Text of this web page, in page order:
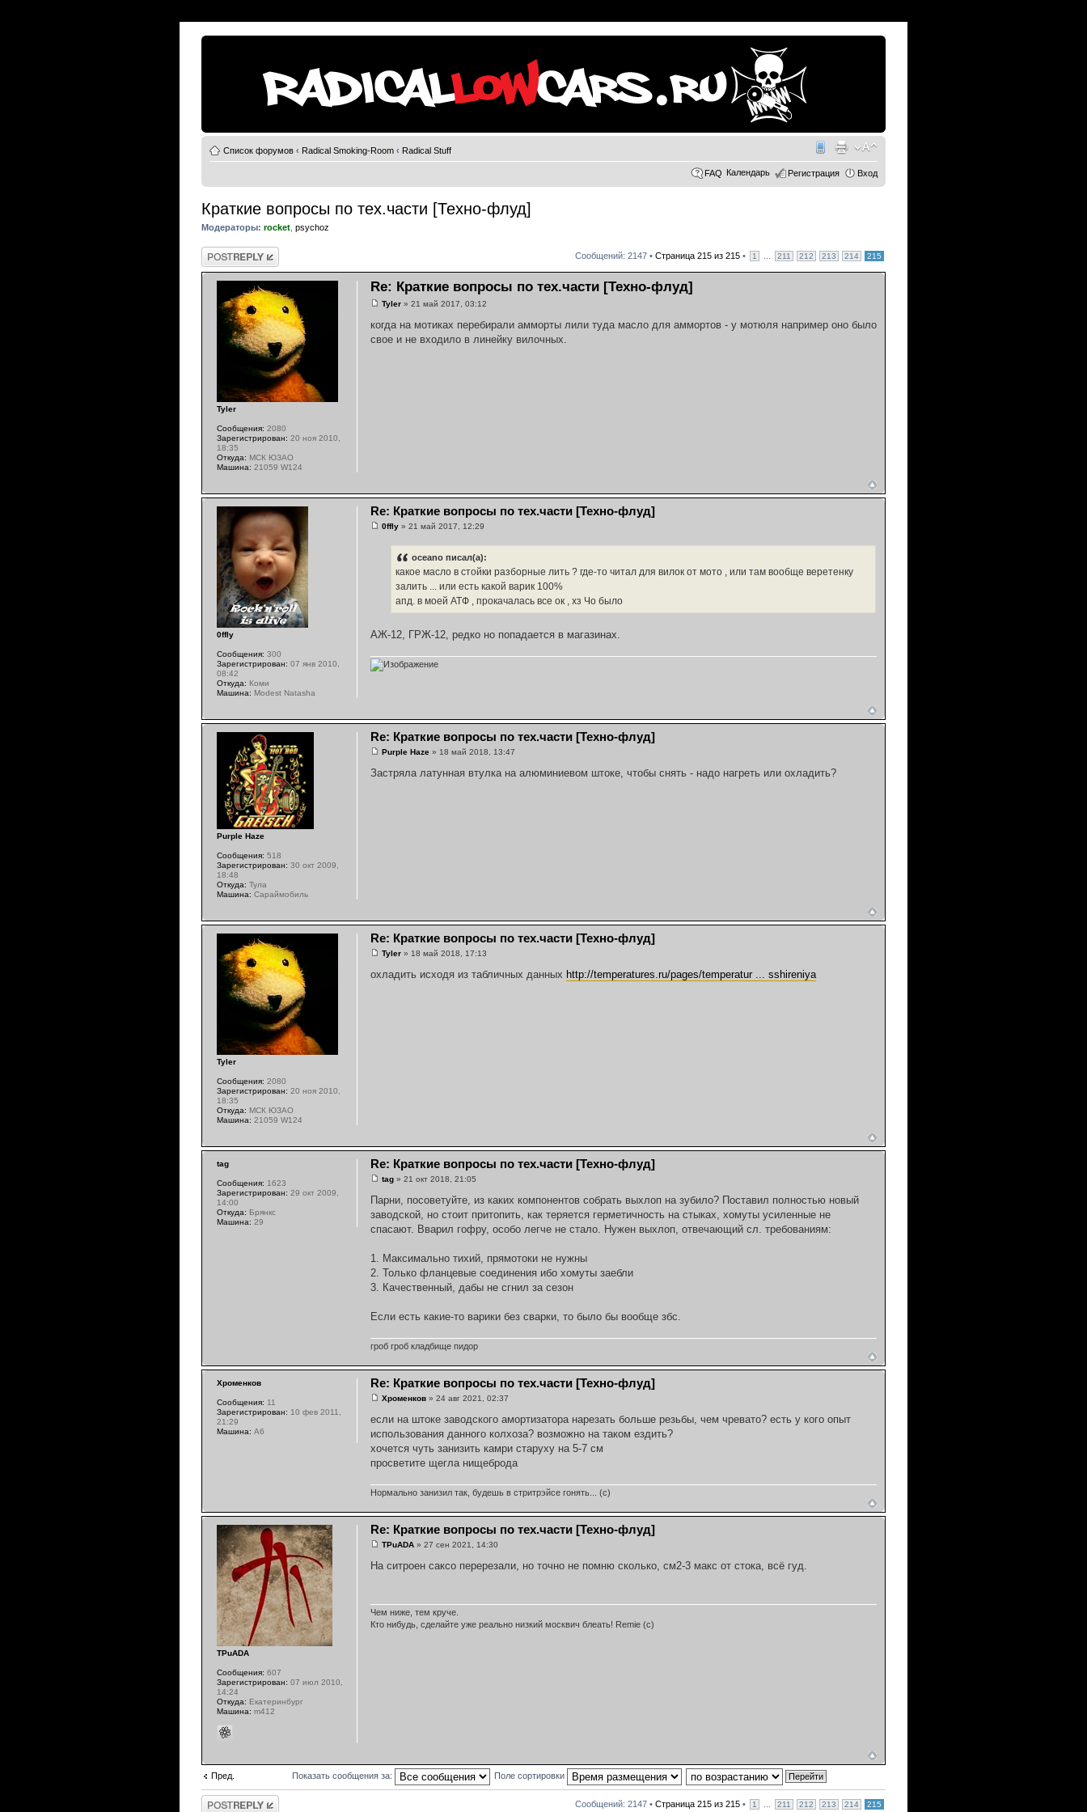
Список форумов ‹ Radical Smoking-Room ‹ Radical Stuff
FAQ Календарь Регистрация Вход
Краткие вопросы по тех.части [Техно-флуд]
Модераторы: rocket psychoz
Ответить Сообщений: 2147 • Страница 215 из 215 • 1 211 212 213 214 215
Re: Краткие вопросы по тех.части [Техно-флуд]
Tyler» 21 май 2017, 03:12
когда на мотиках перебирали амморты лили туда масло для аммортов - у мотюля например оно было
свое и не входило в линейку вилочных.
Tyler
Сообщения: 2080
Зарегистрирован: 20 ноя 2010,
18:35
Откуда: МСК ЮЗАО
Машина: 21059 W124
Re: Краткие вопросы по тех.части [Техно-флуд]
0ffly» 21 май 2017, 12:29
oceano писал(а):
какое масло в стойки разборные лить ? где-то читал для вилок от мото , или там вообще веретенку
залить ... или есть какой варик 100%
апд. в моей АТФ , прокачалась все ок , хз Чо было
АЖ-12, ГРЖ-12, редко но попадается в магазинах.
0ffly
Сообщения: 300
Зарегистрирован: 07 янв 2010,
08:42
Откуда: Коми
Машина: Modest Natasha
Re: Краткие вопросы по тех.части [Техно-флуд]
Purple Haze» 18 май 2018, 13:47
Застряла латунная втулка на алюминиевом штоке, чтобы снять - надо нагреть или охладить?
Purple Haze
Сообщения: 518
Зарегистрирован: 30 окт 2009,
18:48
Откуда: Тула
Машина: Сараймобиль
Re: Краткие вопросы по тех.части [Техно-флуд]
Tyler» 18 май 2018, 17:13
охладить исходя из табличных данных http://temperatures.ru/pages/temperatur ... sshireniya
Tyler
Сообщения: 2080
Зарегистрирован: 20 ноя 2010,
18:35
Откуда: МСК ЮЗАО
Машина: 21059 W124
Re: Краткие вопросы по тех.части [Техно-флуд]
tag» 21 окт 2018, 21:05
Парни, посоветуйте, из каких компонентов собрать выхлоп на зубило? Поставил полностью новый
заводской, но стоит притопить, как теряется герметичность на стыках, хомуты усиленные не
спасают. Вварил гофру, особо легче не стало. Нужен выхлоп, отвечающий сл. требованиям:
1. Максимально тихий, прямотоки не нужны
2. Только фланцевые соединения ибо хомуты заебли
3. Качественный, дабы не сгнил за сезон
Если есть какие-то варики без сварки, то было бы вообще збс.
гроб гроб кладбище пидор
tag
Сообщения: 1623
Зарегистрирован: 29 окт 2009,
14:00
Откуда: Брянкс
Машина: 29
Re: Краткие вопросы по тех.части [Техно-флуд]
Хроменков» 24 авг 2021, 02:37
если на штоке заводского амортизатора нарезать больше резьбы, чем чревато? есть у кого опыт
использования данного колхоза? возможно на таком ездить?
хочется чуть занизить камри старуху на 5-7 см
просветите щегла нищеброда
Нормально занизил так, будешь в стритрэйсе гонять... (c)
Хроменков
Сообщения: 11
Зарегистрирован: 10 фев 2011,
21:29
Машина: A6
Re: Краткие вопросы по тех.части [Техно-флуд]
TPuADA» 27 сен 2021, 14:30
На ситроен саксо перерезали, но точно не помню сколько, см2-3 макс от стока, всё гуд.
Чем ниже, тем круче.
Кто нибудь, сделайте уже реально низкий москвич блеать! Remie (с)
TPuADA
Сообщения: 607
Зарегистрирован: 07 июл 2010,
14:24
Откуда: Екатеринбург
Машина: m412
Пред. Показать сообщения за: Поле сортировки
Ответить Сообщений: 2147 • Страница 215 из 215 • 1 211 212 213 214 215